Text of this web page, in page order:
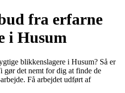
fra erfarne
i Husum
blikkenslagere i Husum? Så er
gør det nemt for dig at finde de
Få arbejdet udført af